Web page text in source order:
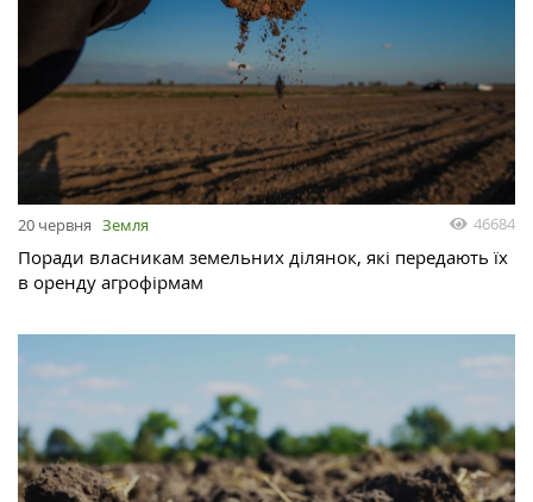
20 червня Земля 46684
Поради власникам земельних ділянок, які передають їх
в оренду агрофірмам